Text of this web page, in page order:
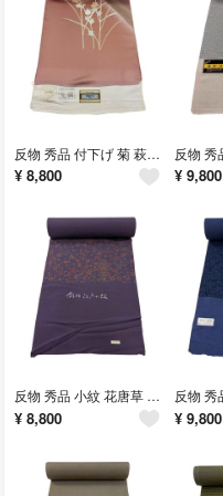
反物 秀品 付下げ 菊 萩 金糸 金銀彩 薄小豆 正絹 【中古】
¥ 8,800 ¥ 9,800
反物 秀品 小紋 花唐草 濃紫 正絹 【中古】
¥ 8,800 ¥ 9,800